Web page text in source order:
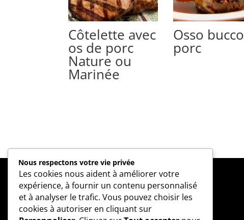
Côtelette avec
os de porc
Nature ou
Marinée
Osso bucco
porc
Nous appeler
581-399-2507
Nous respectons votre vie privée
Les cookies nous aident à améliorer votre
expérience, à fournir un contenu personnalisé
et à analyser le trafic. Vous pouvez choisir les
cookies à autoriser en cliquant sur